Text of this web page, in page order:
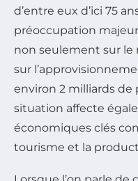
d’entre eux d’ici 75
préoccupation
non seulement sur le
sur
environ 2 milliards de
situation affecte
économiques clés
tourisme et la